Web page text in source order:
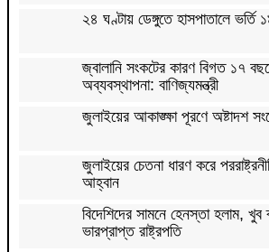
২৪ ঘণ্টায় ডেঙ্গুতে হাসপাতালে ভর্তি
জ্বালানি সংকটের কারণ বিগত ১৭
অব্যবস্থাপনা: বাণিজ্যমন্ত্রী
জুলাইয়ের আকাঙ্ক্ষা পূরণে অষ্টাদশ
জুলাইয়ের চেতনা ধারণ করে
আহ্বান
বিদেশিদের সামনে হেনস্তা হলাম, খুব
ভারপ্রাপ্ত রাষ্ট্রপতি